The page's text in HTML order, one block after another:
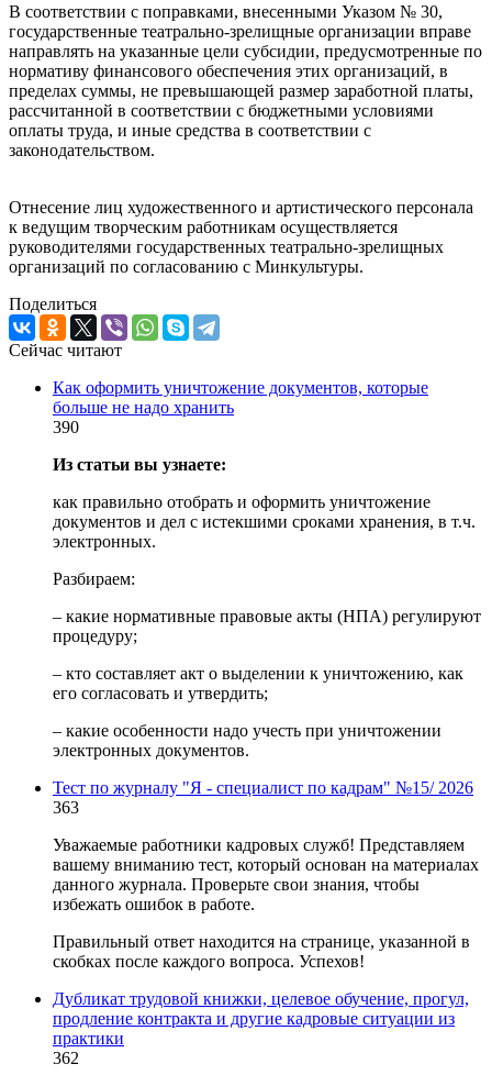
В соответствии с поправками, внесенными Указом № 30,
государственные театрально-зрелищные организации вправе
направлять на указанные цели субсидии, предусмотренные по
нормативу финансового обеспечения этих организаций, в
пределах суммы, не превышающей размер заработной платы,
рассчитанной в соответствии с бюджетными условиями
оплаты труда, и иные средства в соответствии с
законодательством.
Отнесение лиц художественного и артистического персонала
к ведущим творческим работникам осуществляется
руководителями государственных театрально-зрелищных
организаций по согласованию с Минкультуры.
Поделиться
Сейчас читают
Как оформить уничтожение документов, которые
больше не надо хранить
390
Из статьи вы узнаете:
как правильно отобрать и оформить уничтожение
документов и дел с истекшими сроками хранения, в т.ч.
электронных.
Разбираем:
– какие нормативные правовые акты (НПА) регулируют
процедуру;
– кто составляет акт о выделении к уничтожению, как
его согласовать и утвердить;
– какие особенности надо учесть при уничтожении
электронных документов.
Тест по журналу "Я - специалист по кадрам" №15/ 2026
363
Уважаемые работники кадровых служб! Представляем
вашему вниманию тест, который основан на материалах
данного журнала. Проверьте свои знания, чтобы
избежать ошибок в работе.
Правильный ответ находится на странице, указанной в
скобках после каждого вопроса. Успехов!
Дубликат трудовой книжки, целевое обучение, прогул,
продление контракта и другие кадровые ситуации из
практики
362